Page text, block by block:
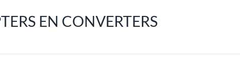
EN CONVERTERS